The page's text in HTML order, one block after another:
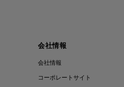
会社情報
会社情報
コーポレートサイト